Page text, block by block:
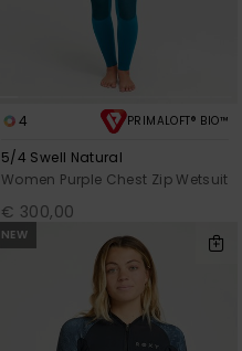
4 PRIMALOFT® BIO™
5/4 Swell Natural
Women Purple Chest Zip Wetsuit
€ 300,00
NEW